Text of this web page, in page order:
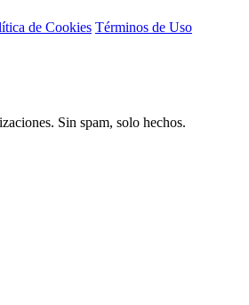
de Cookies Términos de Uso
Sin spam, solo hechos.